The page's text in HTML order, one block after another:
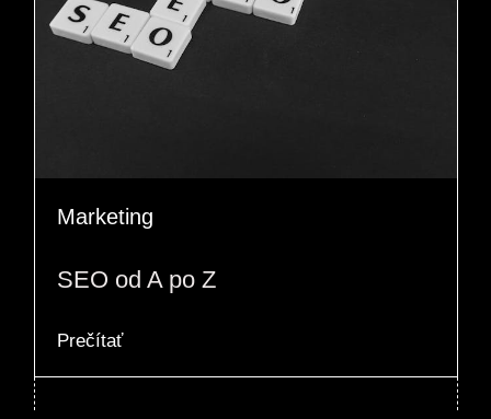
Marketing
SEO od A po Z
Prečítať